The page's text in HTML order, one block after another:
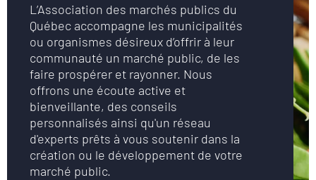
L’Association des marchés publics du
Québec accompagne les municipalités
ou organismes désireux d’offrir à leur
communauté un marché public, de les
faire prospérer et rayonner. Nous
offrons une écoute active et
bienveillante, des conseils
personnalisés ainsi qu'un réseau
d'experts prêts à vous soutenir dans la
création ou le développement de votre
marché public.